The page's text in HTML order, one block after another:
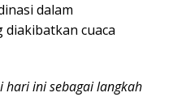
dalam
diakibatkan cuaca
hari ini sebagai langkah